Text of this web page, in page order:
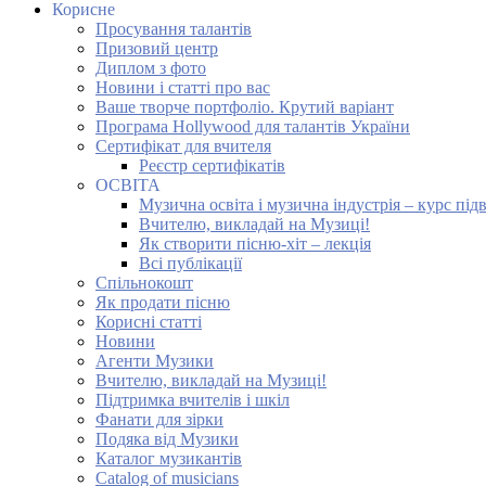
Корисне
Просування талантів
Призовий центр
Диплом з фото
Новини і статті про вас
Ваше творче портфоліо. Крутий варіант
Програма Hollywood для талантів України
Сертифікат для вчителя
Реєстр сертифікатів
ОСВІТА
Музична освіта і музична індустрія – курс
Вчителю, викладай на Музиці!
Як створити пісню-хіт – лекція
Всі публікації
Спільнокошт
Як продати пісню
Корисні статті
Новини
Агенти Музики
Вчителю, викладай на Музиці!
Підтримка вчителів і шкіл
Фанати для зірки
Подяка від Музики
Каталог музикантів
Catalog of musicians